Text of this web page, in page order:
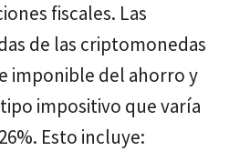
fiscales. Las
de las criptomonedas
imponible del ahorro y
impositivo que varía
Esto incluye: